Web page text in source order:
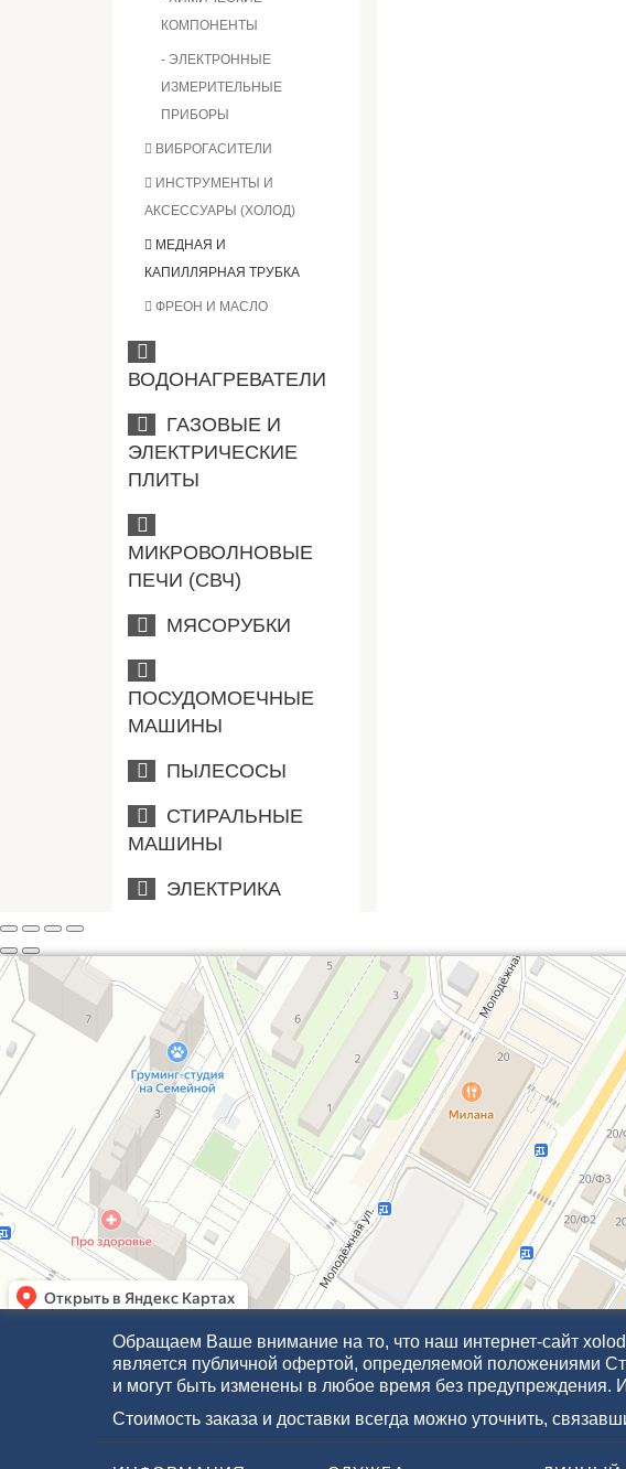
КОМПОНЕНТЫ
- ЭЛЕКТРОННЫЕ
ИЗМЕРИТЕЛЬНЫЕ
ПРИБОРЫ
ВИБРОГАСИТЕЛИ
ИНСТРУМЕНТЫ И
АКСЕССУАРЫ (ХОЛОД)
МЕДНАЯ И
КАПИЛЛЯРНАЯ ТРУБКА
ФРЕОН И МАСЛО
ВОДОНАГРЕВАТЕЛИ
ГАЗОВЫЕ И
ЭЛЕКТРИЧЕСКИЕ
ПЛИТЫ
МИКРОВОЛНОВЫЕ
ПЕЧИ (СВЧ)
МЯСОРУБКИ
ПОСУДОМОЕЧНЫЕ
МАШИНЫ
ПЫЛЕСОСЫ
СТИРАЛЬНЫЕ
МАШИНЫ
ЭЛЕКТРИКА
Обращаем Ваше внимание на то, что наш интернет-сайт
является публичной офертой, определяемой положениями
и могут быть изменены в любое время без предупреждения.
Стоимость заказа и доставки всегда можно уточнить,